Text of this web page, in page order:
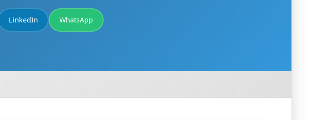
LinkedIn WhatsApp